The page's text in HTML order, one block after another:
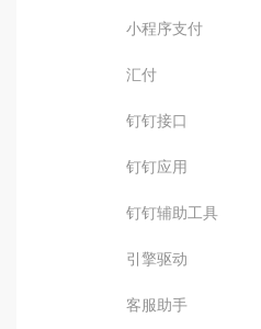
小程序支付
汇付
钉钉接口
钉钉应用
钉钉辅助工具
引擎驱动
客服助手